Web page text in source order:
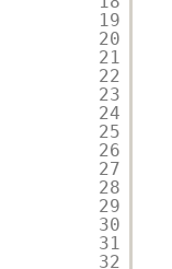
19
20
21
22
23
24
25
26
27
28
29
30
31
32